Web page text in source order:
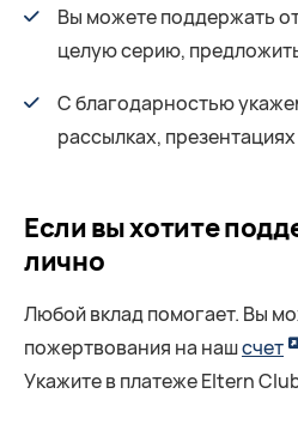
Вы можете поддержать
целую серию,
С благодарностью
рассылках,
Если вы хотите
лично
Любой вклад помогает. Вы
пожертвования на нашсчет
Укажите в платеже Eltern